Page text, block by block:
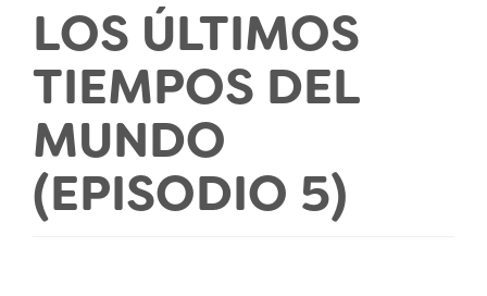
LOS ÚLTIMOS
TIEMPOS DEL
MUNDO
(EPISODIO 5)